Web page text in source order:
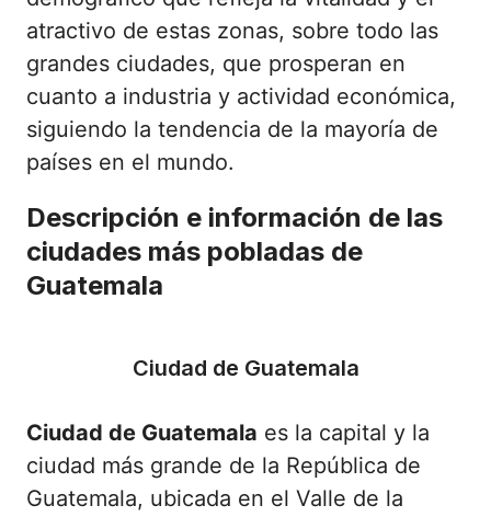
atractivo de estas zonas, sobre todo las
grandes ciudades, que prosperan en
cuanto a industria y actividad económica,
siguiendo la tendencia de la mayoría de
países en el mundo.
Descripción e información de las
ciudades más pobladas de
Guatemala
Ciudad de Guatemala
Ciudad de Guatemala es la capital y la
ciudad más grande de la República de
Guatemala, ubicada en el Valle de la